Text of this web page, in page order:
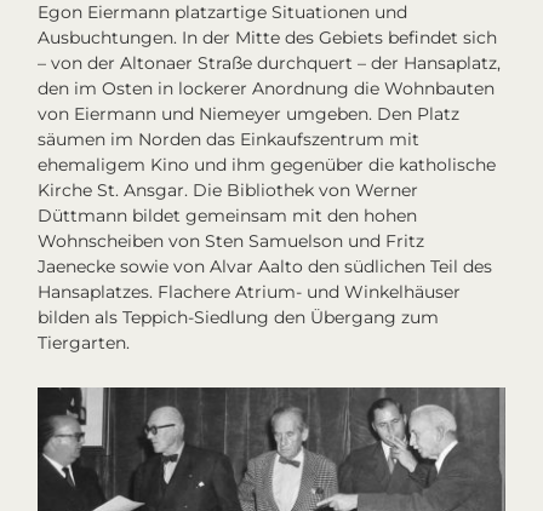
Egon Eiermann platzartige Situationen und
Ausbuchtungen. In der Mitte des Gebiets befindet sich
– von der Altonaer Straße durchquert – der Hansaplatz,
den im Osten in lockerer Anordnung die Wohnbauten
von Eiermann und Niemeyer umgeben. Den Platz
säumen im Norden das Einkaufszentrum mit
ehemaligem Kino und ihm gegenüber die katholische
Kirche St. Ansgar. Die Bibliothek von Werner
Düttmann bildet gemeinsam mit den hohen
Wohnscheiben von Sten Samuelson und Fritz
Jaenecke sowie von Alvar Aalto den südlichen Teil des
Hansaplatzes. Flachere Atrium- und Winkelhäuser
bilden als Teppich-Siedlung den Übergang zum
Tiergarten.